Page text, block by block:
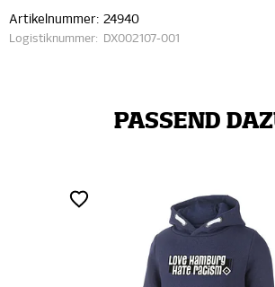
Artikelnummer: 24940
Logistiknummer: DX002107-001
PASSEND